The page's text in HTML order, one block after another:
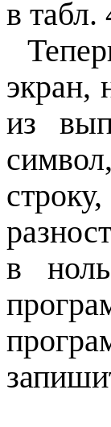
в табл.
экран,
из
в